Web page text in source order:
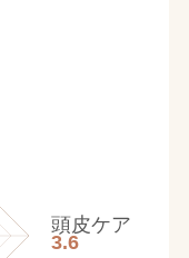
頭皮ケア
3.6